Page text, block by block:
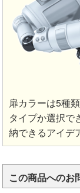
扉カラーは5種
タイプか選択で
納できるアイデ
この商品へのお